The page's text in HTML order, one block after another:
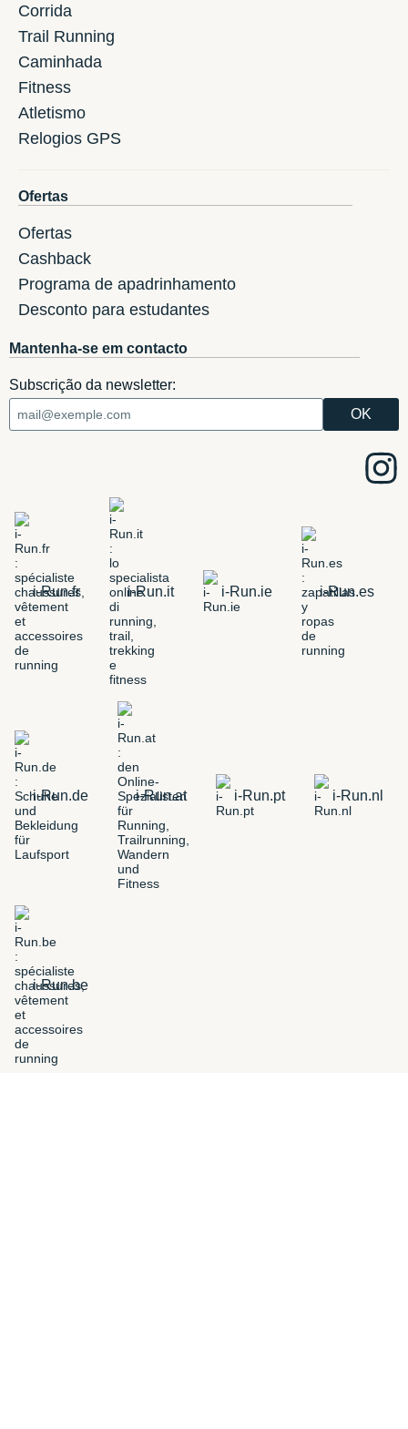
Corrida
Trail Running
Caminhada
Fitness
Atletismo
Relogios GPS
Ofertas
Ofertas
Cashback
Programa de apadrinhamento
Desconto para estudantes
Mantenha-se em contacto
Subscrição da newsletter:
i-Run.fr i-Run.it i-Run.ie i-Run.es
i-Run.de i-Run.at i-Run.pt i-Run.nl
i-Run.be